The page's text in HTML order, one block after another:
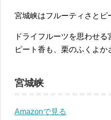
宮城峡はフルーティさと
ドライフルーツを思わせ
ピート香も、栗のふくよか
宮城峡
Amazonで見る